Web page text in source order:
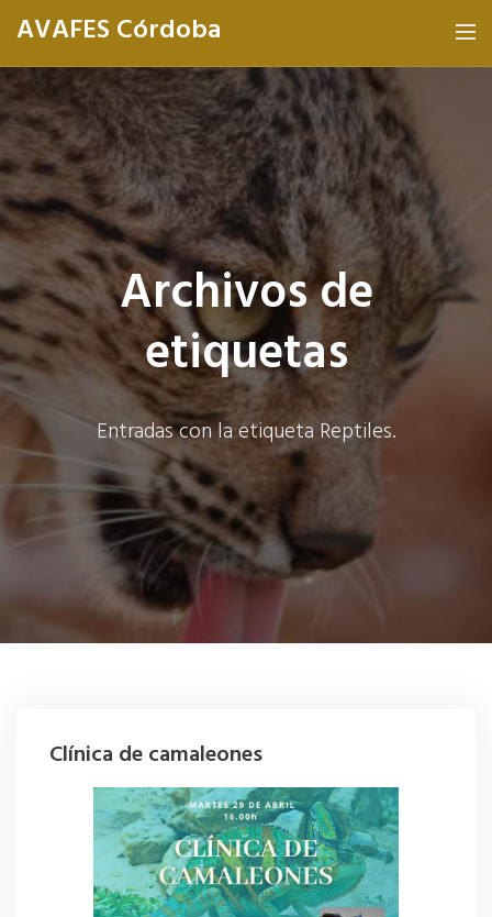
AVAFES Córdoba
Archivos de
etiquetas
Entradas con la etiqueta Reptiles.
Clínica de camaleones